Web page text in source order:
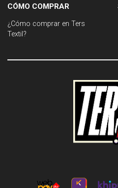
CÓMO COMPRAR
¿Cómo comprar en Ters
Textil?